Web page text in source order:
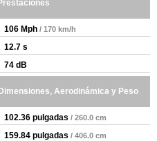
106 Mph / 170 km/h
12.7 s
74 dB
Aerodinámica y Peso
102.36 pulgadas / 260.0 cm
159.84 pulgadas / 406.0 cm